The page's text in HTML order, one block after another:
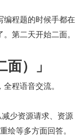
编程题的时候手都在
第二天开始二面。
）」
程语音交流。
少资源请求、资源
绘等多方面回答。